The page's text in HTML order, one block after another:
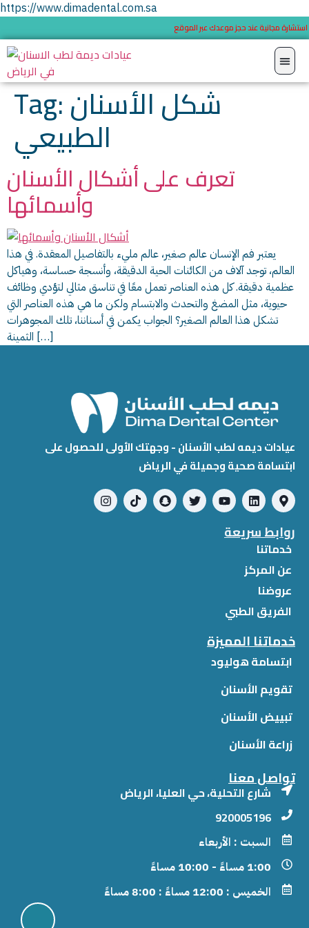
https://www.dimadental.com.sa
مجانية عند حجز موعدك عبر الموقع
Tag:شكل الأسنان
الطبيعي
تعرف على أشكال الأسنان
وأسمائها
يعتبر فم الإنسان عالم صغير، عالم مليء بالتفاصيل المعقدة. في هذا
العالم، توجد آلاف من الكائنات الحية الدقيقة، وأنسجة حساسة، وهياكل
عظمية دقيقة. كل هذه العناصر تعمل معًا في تناسق مثالي لتؤدي وظائف
حيوية، مثل المضغ والتحدث والابتسام ولكن ما هي هذه العناصر التي
تشكل هذا العالم الصغير؟ الجواب يكمن في أسناننا، تلك المجوهرات
الثمينة […]
تواصل معنا
شارع التحلية، حي العليا، الرياض
920005196
السبت : الأربعاء
1:00 مساءً - 10:00 مساءً
الخميس : 12:00 مساءً : 8:00 مساءً
خدماتنا المميزة
ابتسامة هوليود
تقويم الأسنان
تبييض الأسنان
زراعة الأسنان
روابط سريعة
خدماتنا
عن المركز
عروضنا
الفريق الطبي
عيادات ديمه لطب الأسنان - وجهتك الأولى للحصول على
ابتسامة صحية وجميلة في الرياض